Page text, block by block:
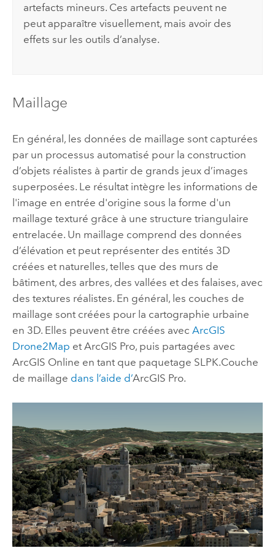
artefacts mineurs. Ces artefacts peuvent ne
peut apparaître visuellement, mais avoir des
effets sur les outils d’analyse.
Maillage
En général, les données de maillage sont capturées
par un processus automatisé pour la construction
d’objets réalistes à partir de grands jeux d’images
superposées. Le résultat intègre les informations de
l'image en entrée d'origine sous la forme d'un
maillage texturé grâce à une structure triangulaire
entrelacée. Un maillage comprend des données
d’élévation et peut représenter des entités 3D
créées et naturelles, telles que des murs de
bâtiment, des arbres, des vallées et des falaises, avec
des textures réalistes. En général, les couches de
maillage sont créées pour la cartographie urbaine
en 3D. Elles peuvent être créées avec ArcGIS
Drone2Map et ArcGIS Pro, puis partagées avec
ArcGIS Online en tant que paquetage SLPK.Couche
de maillage dans l’aide d’ArcGIS Pro.